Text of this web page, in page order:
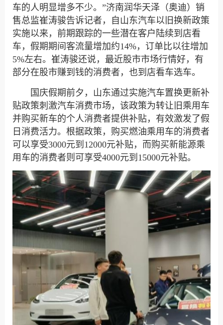
车的人明显增多不少。”济南润华天泽（奥迪）销
售总监崔涛骏告诉记者，自山东汽车以旧换新政策
实施以来，前期跟踪的一些潜在客户陆续到店看
车，假期期间客流量增加约14%，订单比以往增加
5%左右。崔涛骏还说，最近股市市场行情好，有
部分在股市赚到钱的消费者，也到店看车选车。
国庆假期前夕，山东通过实施汽车置换更新补
贴政策刺激汽车消费市场，该政策为转让旧乘用车
并购买新车的个人消费者提供补贴，有效激发了假
日消费活力。根据政策，购买燃油乘用车的消费者
可以享受3000元到12000元补贴，而购买新能源乘
用车的消费者则可享受4000元到15000元补贴。